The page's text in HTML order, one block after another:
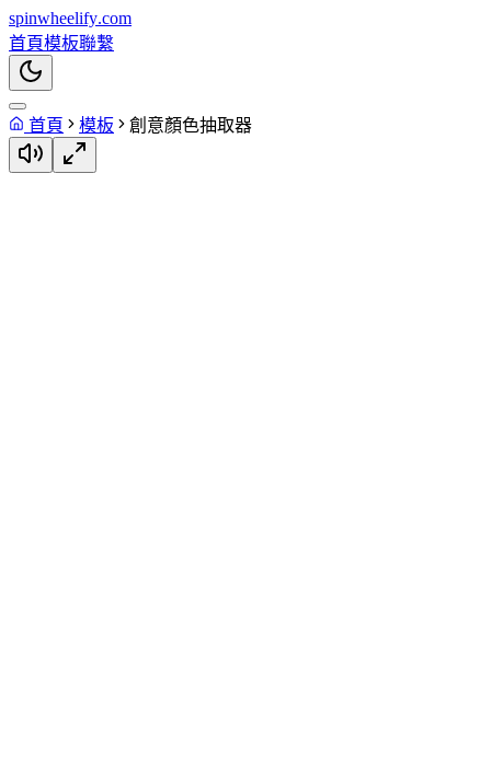
spinwheelify.com
首頁模板聯繫
首頁 模板 創意顏色抽取器